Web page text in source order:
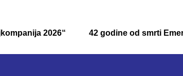
2026“ 42 godine od smrti